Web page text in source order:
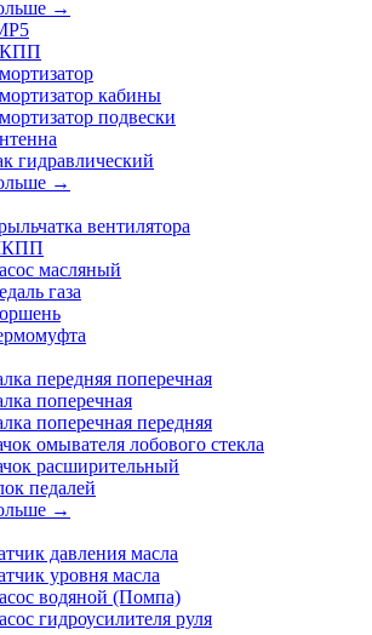
→
кабины
подвески
гидравлический
→
вентилятора
масляный
газа
передняя поперечная
поперечная
поперечная передняя
омывателя лобового стекла
расширительный
педалей
→
давления масла
уровня масла
водяной (Помпа)
гидроусилителя руля